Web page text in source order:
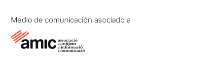
Medio de comunicación asociado a